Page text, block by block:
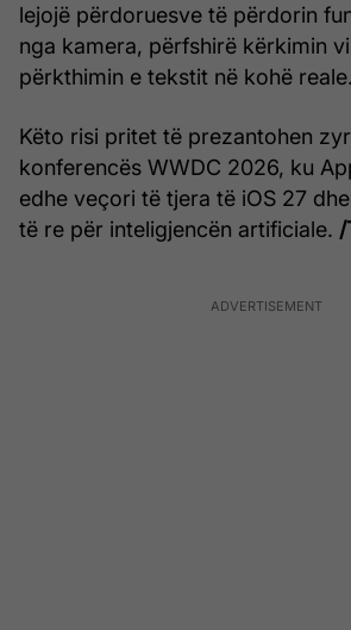
lejojë përdoruesve të përdorin
nga kamera, përfshirë kërkimin
përkthimin e tekstit në kohë reale.
Këto risi pritet të prezantohen
konferencës WWDC 2026, ku
edhe veçori të tjera të iOS 27
të re për inteligjencën artificiale. /